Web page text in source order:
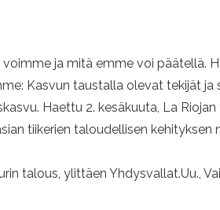
ja mitä emme voi päätellä.
Kasvun taustalla olevat tekijät
Haettu 2. kesäkuuta, La
tiikerien taloudellisen
talous, ylittäen Yhdysvallat.Uu.,